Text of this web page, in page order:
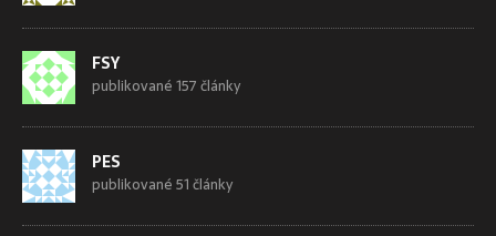
FSY
publikované 157 články
PES
publikované 51 články